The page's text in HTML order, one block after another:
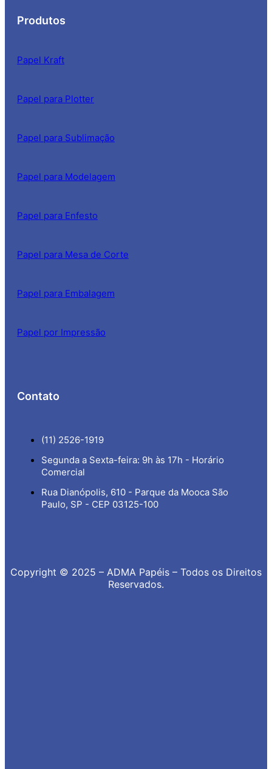
Produtos
Papel Kraft
Papel para Plotter
Papel para Sublimação
Papel para Modelagem
Papel para Enfesto
Papel para Mesa de Corte
Papel para Embalagem
Papel por Impressão
Contato
(11) 2526-1919
Segunda a Sexta-feira: 9h às 17h - Horário
Comercial
Rua Dianópolis, 610 - Parque da Mooca São
Paulo, SP - CEP 03125-100
Copyright © 2025 – ADMA Papéis – Todos os Direitos
Reservados.